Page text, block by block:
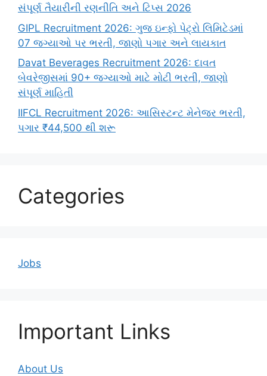
સંપૂર્ણ તૈયારીની રણનીતિ અને ટિપ્સ 2026
GIPL Recruitment 2026: ગુજ ઇન્ફો પેટ્રો લિમિટેડમાં
07 જગ્યાઓ પર ભરતી, જાણો પગાર અને લાયકાત
Davat Beverages Recruitment 2026: દાવત
બેવરેજીસમાં 90+ જગ્યાઓ માટે મોટી ભરતી, જાણો
સંપૂર્ણ માહિતી
IIFCL Recruitment 2026: આસિસ્ટન્ટ મેનેજર ભરતી,
પગાર ₹44,500 થી શરૂ
Categories
Jobs
Important Links
About Us